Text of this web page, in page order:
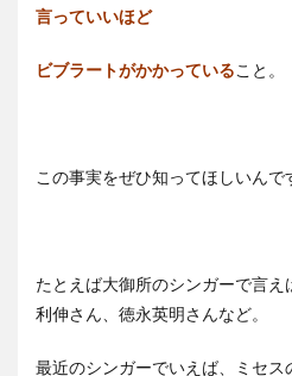
言っていいほど
ビブラートがかかっていること。
この事実をぜひ知ってほしいんで
たとえば大御所のシンガーで言え
利伸さん、徳永英明さんなど。
最近のシンガーでいえば、ミセス